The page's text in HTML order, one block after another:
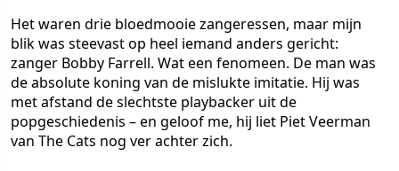
Het waren drie bloedmooie zangeressen, maar mijn
blik was steevast op heel iemand anders gericht:
zanger Bobby Farrell. Wat een fenomeen. De man was
de absolute koning van de mislukte imitatie. Hij was
met afstand de slechtste playbacker uit de
popgeschiedenis – en geloof me, hij liet Piet Veerman
van The Cats nog ver achter zich.